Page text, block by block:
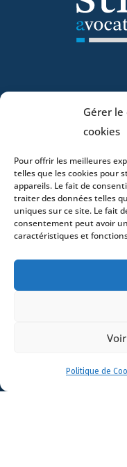
Gérer
cookies
Pour offrir les meilleures
telles que les cookies pour
appareils. Le fait de
traiter des données telles
uniques sur ce site. Le fait
consentement peut avoir
caractéristiques et
Politique de
- 4 square
3 boulevard de
Catherine –